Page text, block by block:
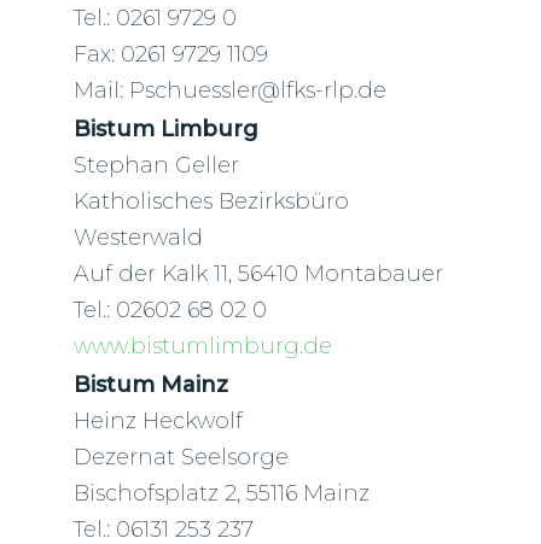
Tel.: 0261 9729 0
Fax: 0261 9729 1109
Mail: Pschuessler@lfks-rlp.de
Bistum Limburg
Stephan Geller
Katholisches Bezirksbüro
Westerwald
Auf der Kalk 11, 56410 Montabauer
Tel.: 02602 68 02 0
www.bistumlimburg.de
Bistum Mainz
Heinz Heckwolf
Dezernat Seelsorge
Bischofsplatz 2, 55116 Mainz
Tel.: 06131 253 237